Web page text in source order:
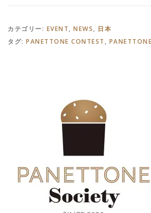
カテゴリー: EVENT, NEWS, 日本
タグ: PANETTONE CONTEST ,